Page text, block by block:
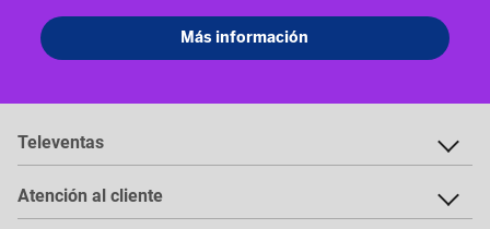
Televentas
Atención al cliente